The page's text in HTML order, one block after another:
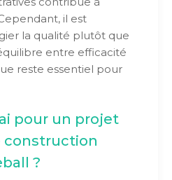
il est
la qualité plutôt que
entre efficacité
reste essentiel pour
pour un projet
construction
?